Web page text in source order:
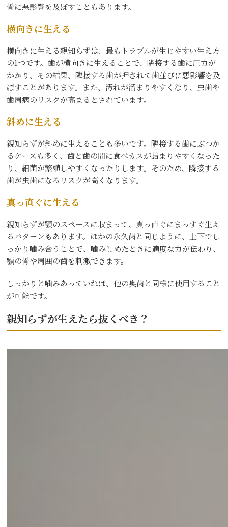
骨に悪影響を及ぼすこともあります。
横向きに生える
横向きに生える親知らずは、最もトラブルが生じやすい生え方
の1つです。歯が横向きに生えることで、隣接する歯に圧力が
かかり、その結果、隣接する歯が押されて歯並びに悪影響を及
ぼすことがあります。また、汚れが溜まりやすくなり、虫歯や
歯周病のリスクが高まるとされています。
斜めに生える
親知らずが斜めに生えることも多いです。隣接する歯にぶつか
るケースも多く、歯と歯の間に食べカスが詰まりやすくなった
り、細菌が繁殖しやすくなったりします。そのため、隣接する
歯が虫歯になるリスクが高くなります。
真っ直ぐに生える
親知らずが顎のスペースに収まって、真っ直ぐにまっすぐ生え
るパターンもあります。ほかの永久歯と同じように、上下でし
っかり噛み合うことで、噛みしめたときに適度な力が伝わり、
顎の骨や周囲の歯を刺激できます。
しっかりと噛みあっていれば、他の奥歯と同様に使用すること
が可能です。
親知らずが生えたら抜くべき？